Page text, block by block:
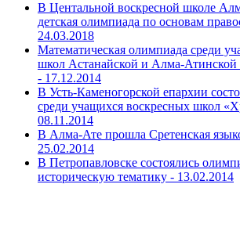
В Центальной воскресной школе
детская олимпиада по основам
24.03.2018
Математическая олимпиада среди
школ Астанайской и Алма-
- 17.12.2014
В Усть-Каменогорской епархии
среди учащихся воскресных школ
08.11.2014
В Алма-Ате прошла Сретенская
25.02.2014
В Петропавловске состоялись
историческую тематику - 13.02.2014